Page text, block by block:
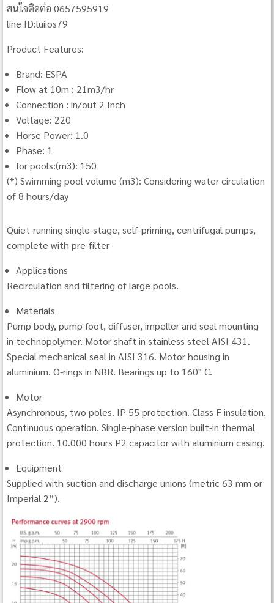
สนใจติดต่อ 0657595919
line ID:luiios79
Product Features:
Brand: ESPA
Flow at 10m : 21m3/hr
Connection : in/out 2 Inch
Voltage: 220
Horse Power: 1.0
Phase: 1
for pools:(m3): 150
(*) Swimming pool volume (m3): Considering water circulation
of 8 hours/day
Quiet-running single-stage, self-priming, centrifugal pumps,
complete with pre-filter
Applications
Recirculation and filtering of large pools.
Materials
Pump body, pump foot, diffuser, impeller and seal mounting
in technopolymer. Motor shaft in stainless steel AISI 431.
Special mechanical seal in AISI 316. Motor housing in
aluminium. O-rings in NBR. Bearings up to 160° C.
Motor
Asynchronous, two poles. IP 55 protection. Class F insulation.
Continuous operation. Single-phase version built-in thermal
protection. 10.000 hours P2 capacitor with aluminium casing.
Equipment
Supplied with suction and discharge unions (metric 63 mm or
Imperial 2”).